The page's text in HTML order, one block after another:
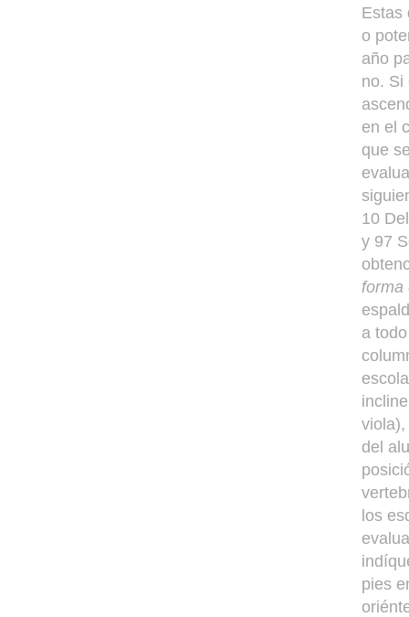
Estas
o
año
no. Si
en el
que
10
y 97
forma
a
del
los
pies